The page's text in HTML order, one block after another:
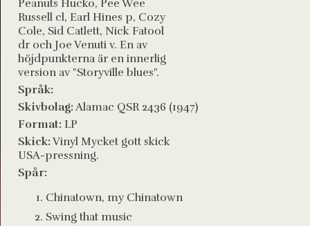
Peanuts Hucko, Pee Wee
Russell cl, Earl Hines p, Cozy
Cole, Sid Catlett, Nick Fatool
dr och Joe Venuti v. En av
höjdpunkterna är en innerlig
version av "Storyville blues".
Språk:
Skivbolag: Alamac QSR 2436 (1947)
Format: LP
Skick:Vinyl Mycket gott skick
USA-pressning.
Spår:
Chinatown, my Chinatown
Swing that music